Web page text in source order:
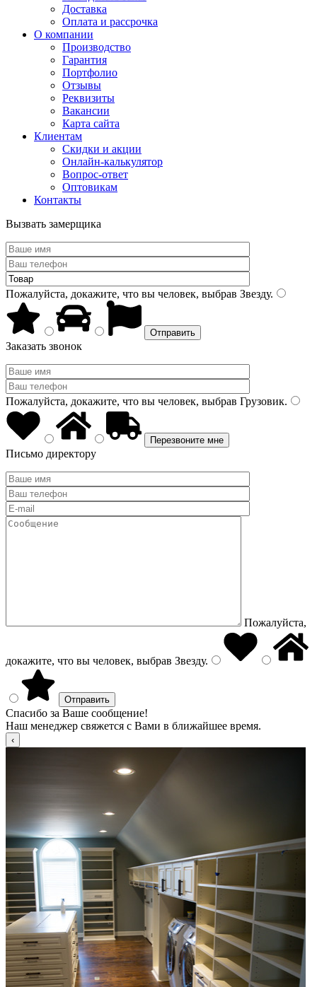
Доставка
Оплата и рассрочка
О компании
Производство
Гарантия
Портфолио
Отзывы
Реквизиты
Вакансии
Карта сайта
Клиентам
Скидки и акции
Онлайн-калькулятор
Вопрос-ответ
Оптовикам
Контакты
Вызвать замерщика
Пожалуйста, докажите, что вы человек, выбрав Звезду.
Заказать звонок
Пожалуйста, докажите, что вы человек, выбрав Грузовик.
Письмо директору
Пожалуйста,
докажите, что вы человек, выбрав Звезду.
Спасибо за Ваше сообщение!
Наш менеджер свяжется с Вами в ближайшее время.